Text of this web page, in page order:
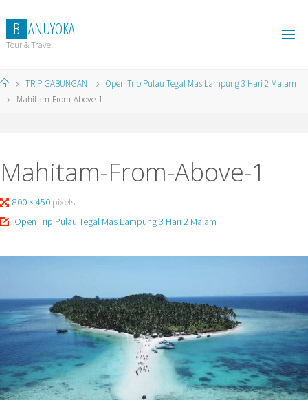
content
B ANUYOKA
Tour & Travel
HomeTRIP GABUNGAN
Open Trip Pulau Tegal Mas Lampung 3 Hari 2 Malam
Mahitam-From-Above-1
Mahitam-From-Above-1
Full
size
800 × 450 pixels
Open Trip Pulau Tegal Mas Lampung 3 Hari 2 Malam